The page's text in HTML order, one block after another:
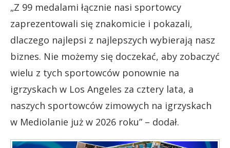
„Z 99 medalami łącznie nasi sportowcy
zaprezentowali się znakomicie i pokazali,
dlaczego najlepsi z najlepszych wybierają nasz
biznes. Nie możemy się doczekać, aby zobaczyć
wielu z tych sportowców ponownie na
igrzyskach w Los Angeles za cztery lata, a
naszych sportowców zimowych na igrzyskach
w Mediolanie już w 2026 roku” – dodał.